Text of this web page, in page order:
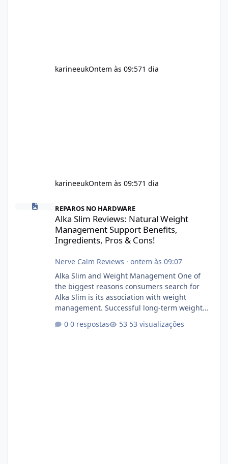
karineeukOntem às 09:571 dia
karineeukOntem às 09:571 dia
Alka Slim Reviews: Natural Weight Management Support
REPAROS NO HARDWARE
Alka Slim Reviews: Natural Weight
Management Support Benefits,
Ingredients, Pros & Cons!
Nerve Calm Reviews · ontem às 09:07
Alka Slim and Weight Management One of
the biggest reasons consumers search for
Alka Slim is its association with weight
management. Successful long-term weight
consistency rather than quick fixes. A
0 respostas 53 visualizações